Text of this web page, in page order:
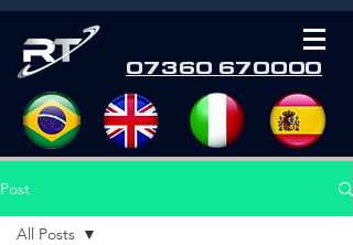
07360 670000
Post
All Posts